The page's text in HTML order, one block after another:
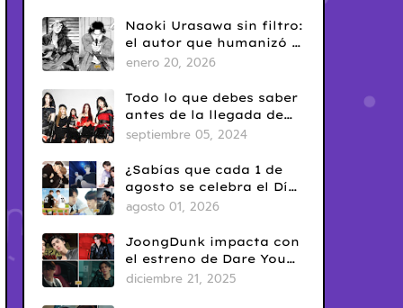
clásico
Naoki Urasawa sin filtro:
el autor que humanizó el
mal
enero 20, 2026
Todo lo que debes saber
antes de la llegada de
ARTMS a Latinoamérica
septiembre 05, 2024
¿Sabías que cada 1 de
agosto se celebra el Día
del Yaoi? Así nació una
conocidas del fandom
BL
agosto 01, 2026
JoongDunk impacta con
el estreno de Dare You
To Death
diciembre 21, 2025